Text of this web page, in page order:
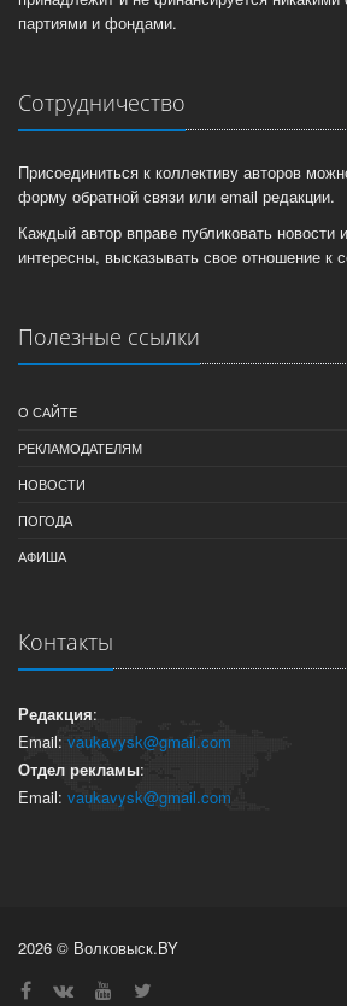
партиями и фондами.
Сотрудничество
Присоединиться к коллективу авторов
форму обратной связи или email редакции.
Каждый автор вправе публиковать новости
интересны, высказывать свое отношение к
Полезные ссылки
О САЙТЕ
РЕКЛАМОДАТЕЛЯМ
НОВОСТИ
ПОГОДА
АФИША
Контакты
Редакция:
Email: vaukavysk@gmail.com
Отдел рекламы:
Email: vaukavysk@gmail.com
2026 © Волковыск.BY